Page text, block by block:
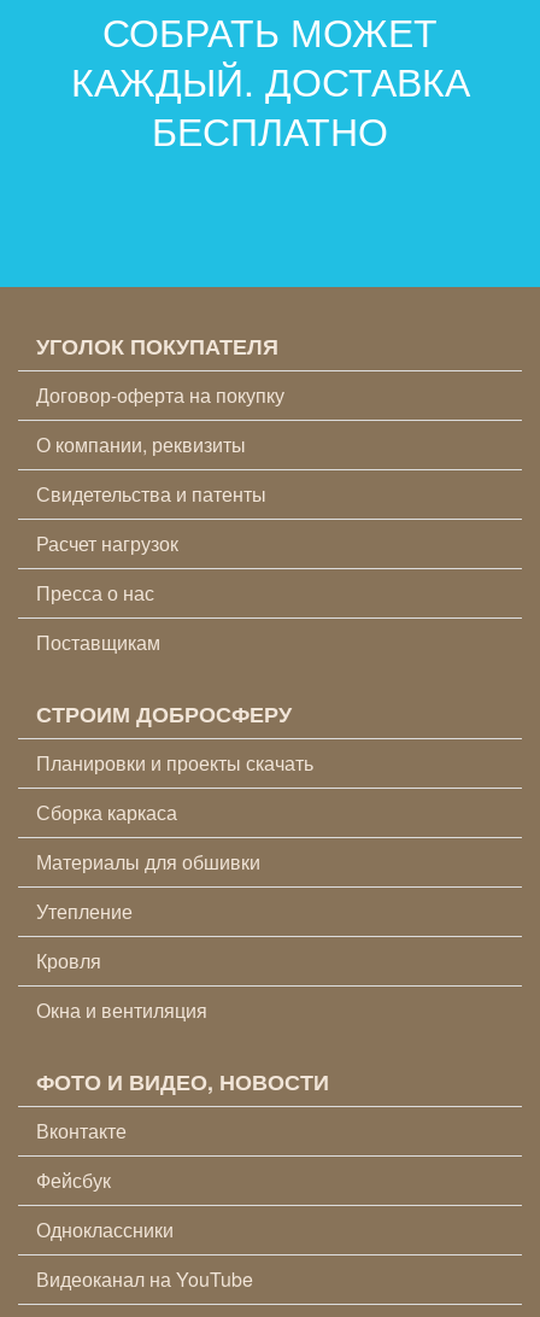
СОБРАТЬ МОЖЕТ
КАЖДЫЙ. ДОСТАВКА
БЕСПЛАТНО
УГОЛОК ПОКУПАТЕЛЯ
Договор-оферта на покупку
О компании, реквизиты
Свидетельства и патенты
Расчет нагрузок
Пресса о нас
Поставщикам
СТРОИМ ДОБРОСФЕРУ
Планировки и проекты скачать
Сборка каркаса
Материалы для обшивки
Утепление
Кровля
Окна и вентиляция
ФОТО И ВИДЕО, НОВОСТИ
Вконтакте
Фейсбук
Одноклассники
Видеоканал на YouTube